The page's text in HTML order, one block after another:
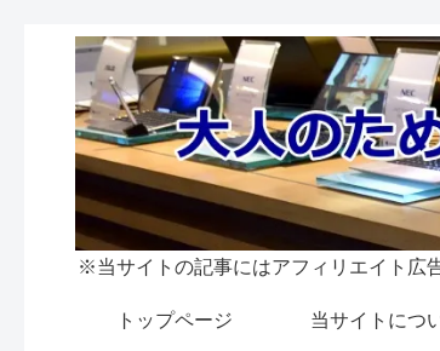
※当サイトの記事にはアフィリエイト広
トップページ 当サイトにつ